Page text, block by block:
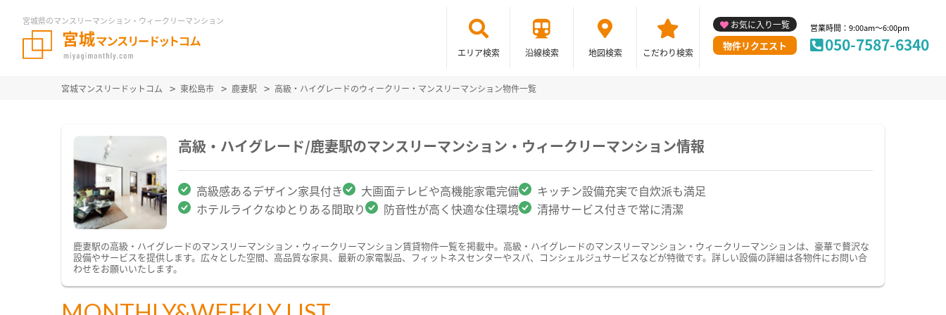
宮城県のマンスリーマンション・ウィークリーマンション
エリア検索 沿線検索 地図検索 こだわり検索
お気に入り一覧
物件リクエスト
営業時間：9:00am～6:00pm
050-7587-6340
宮城マンスリードットコム 東松島市 鹿妻駅 高級・ハイグレードのウィークリー・マンスリーマンション物件一覧
高級・ハイグレード/鹿妻駅のマンスリーマンション・ウィークリーマンション情報
高級感あるデザイン家具付き 大画面テレビや高機能家電完備
キッチン設備充実で自炊派も満足
ホテルライクなゆとりある間取り
防音性が高く快適な住環境 清掃サービス付きで常に清潔
鹿妻駅の高級・ハイグレードのマンスリーマンション・ウィークリーマンション賃貸物件一覧を掲載中。高級・ハイグレードのマンスリーマンション・ウィークリーマンションは、豪華で贅沢な
設備やサービスを提供します。広々とした空間、高品質な家具、最新の家電製品、フィットネスセンターやスパ、コンシェルジュサービスなどが特徴です。詳しい設備の詳細は各物件にお問い合
わせをお願いいたします。